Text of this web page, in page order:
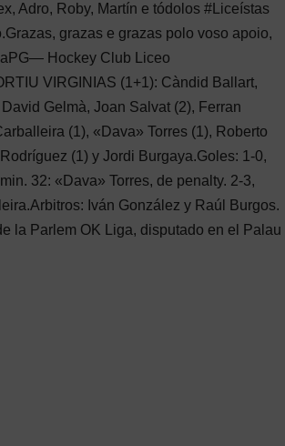
Adro, Roby, Martín e tódolos #Liceístas
grazas e grazas polo voso apoio,
Hockey Club Liceo
VIRGINIAS (1+1): Càndid Ballart,
Gelmà, Joan Salvat (2), Ferran
(1), «Dava» Torres (1), Roberto
(1) y Jordi Burgaya.Goles: 1-0,
32: «Dava» Torres, de penalty. 2-3,
Iván González y Raúl Burgos.
la Parlem OK Liga, disputado en el Palau